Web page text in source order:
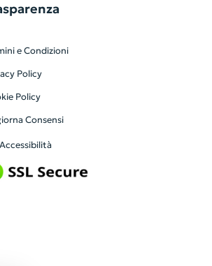
e Condizioni
Policy
Policy
Consensi